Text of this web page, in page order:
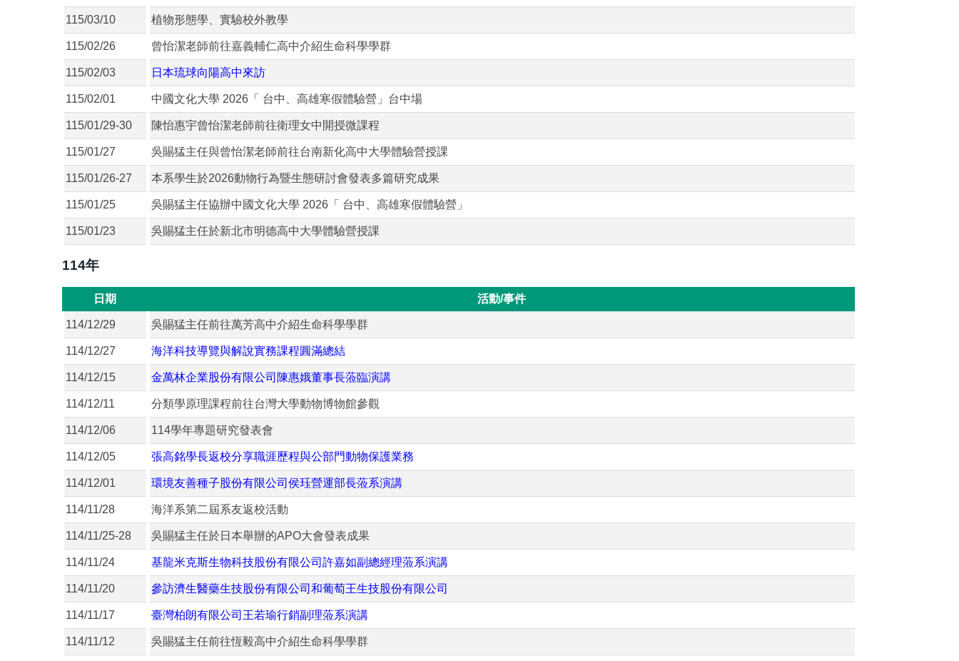
115/03/10 植物形態學、實驗校外教學
115/02/26 曾怡潔老師前往嘉義輔仁高中介紹生命科學學群
115/02/03 日本琉球向陽高中來訪
115/02/01 中國文化大學 2026「 台中、高雄寒假體驗營」台中場
115/01/29-30 陳怡惠宇曾怡潔老師前往衛理女中開授微課程
115/01/27 吳賜猛主任與曾怡潔老師前往台南新化高中大學體驗營授課
115/01/26-27 本系學生於2026動物行為暨生態研討會發表多篇研究成果
115/01/25 吳賜猛主任協辦中國文化大學 2026「 台中、高雄寒假體驗營」
115/01/23 吳賜猛主任於新北市明德高中大學體驗營授課
114年
日期 活動/事件
114/12/29 吳賜猛主任前往萬芳高中介紹生命科學學群
114/12/27 海洋科技導覽與解說實務課程圓滿總結
114/12/15 金萬林企業股份有限公司陳惠娥董事長蒞臨演講
114/12/11 分類學原理課程前往台灣大學動物博物館參觀
114/12/06 114學年專題研究發表會
114/12/05 張高銘學長返校分享職涯歷程與公部門動物保護業務
114/12/01 環境友善種子股份有限公司侯珏營運部長蒞系演講
114/11/28 海洋系第二屆系友返校活動
114/11/25-28 吳賜猛主任於日本舉辦的APO大會發表成果
114/11/24 基龍米克斯生物科技股份有限公司許嘉如副總經理蒞系演講
114/11/20 參訪濟生醫藥生技股份有限公司和葡萄王生技股份有限公司
114/11/17 臺灣柏朗有限公司王若瑜行銷副理蒞系演講
114/11/12 吳賜猛主任前往恆毅高中介紹生命科學學群